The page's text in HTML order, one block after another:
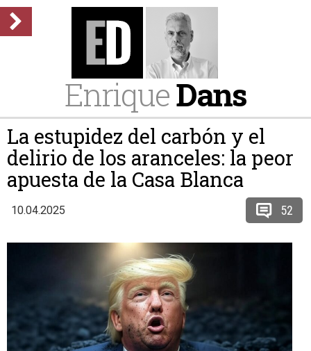
EnriqueDans
La estupidez del carbón y el
delirio de los aranceles: la peor
apuesta de la Casa Blanca
10.04.2025 52